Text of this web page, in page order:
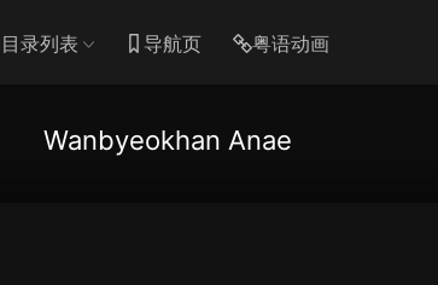
目录列表 导航页 粤语动画
Wanbyeokhan Anae